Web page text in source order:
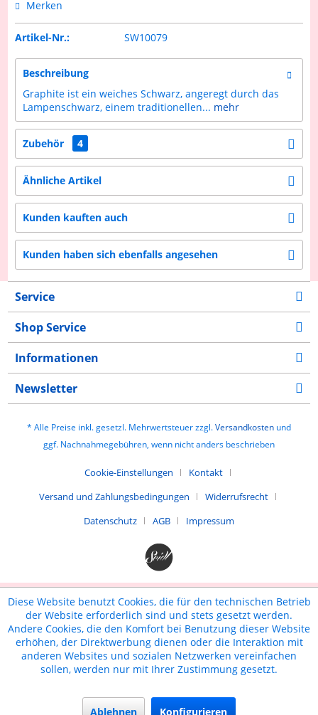
Merken
Artikel-Nr.: SW10079
Beschreibung
Graphite ist ein weiches Schwarz, angeregt durch das
Lampenschwarz, einem traditionellen... mehr
Zubehör 4
Ähnliche Artikel
Kunden kauften auch
Kunden haben sich ebenfalls angesehen
Service
Shop Service
Informationen
Newsletter
* Alle Preise inkl. gesetzl. Mehrwertsteuer zzgl.Versandkosten und
ggf. Nachnahmegebühren, wenn nicht anders beschrieben
Cookie-Einstellungen
Kontakt
Versand und Zahlungsbedingungen
Widerrufsrecht
Datenschutz
AGB Impressum
Diese Website benutzt Cookies, die für den technischen Betrieb
der Website erforderlich sind und stets gesetzt werden.
Andere Cookies, die den Komfort bei Benutzung dieser Website
erhöhen, der Direktwerbung dienen oder die Interaktion mit
anderen Websites und sozialen Netzwerken vereinfachen
sollen, werden nur mit Ihrer Zustimmung gesetzt.
Ablehnen Konfigurieren